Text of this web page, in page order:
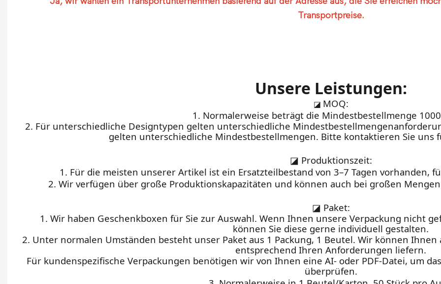
Transportpreise.
Unsere Leistungen:
◪ MOQ:
1. Normalerweise beträgt die Mindestbestellmenge
2. Für unterschiedliche Designtypen gelten unterschiedliche
gelten unterschiedliche Mindestbestellmengen. Bitte kontaktieren Sie uns
◪ Produktionszeit:
1. Für die meisten unserer Artikel ist ein Ersatzteilbestand von 3–7 Tagen vorhanden,
2. Wir verfügen über große Produktionskapazitäten und können auch bei großen
◪ Paket:
1. Wir haben Geschenkboxen für Sie zur Auswahl. Wenn Ihnen unsere Verpackung nicht
können Sie diese gerne individuell gestalten.
2. Unter normalen Umständen besteht unser Paket aus 1 Packung, 1 Beutel. Wir können
entsprechend Ihren Anforderungen liefern.
Für kundenspezifische Verpackungen benötigen wir von Ihnen eine AI- oder PDF-Datei, um
überprüfen.